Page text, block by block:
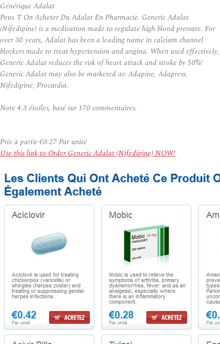
Générique Adalat
Peux T On Acheter Du Adalat En Pharmacie. Generic Adalat
(Nifedipine) is a medication made to regulate high blood pressure. For
over 30 years, Adalat has been a leading name in calcium channel
blockers made to treat hypertension and angina. When used effectively,
Generic Adalat reduces the risk of heart attack and stroke by 50%!
Generic Adalat may also be marketed as: Adapine, Adapress,
Nifedipine, Procardia.
Note 4.3 étoiles, basé sur 170 commentaires.
Prix à partir€0.27Par unité
Use this link to Order Generic Adalat (Nifedipine) NOW!